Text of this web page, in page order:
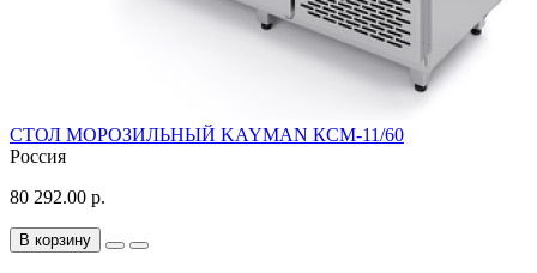
СТОЛ МОРОЗИЛЬНЫЙ KAYMAN КСМ-11/60
Россия
80 292.00 р.
В корзину